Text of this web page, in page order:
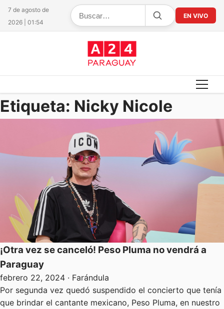
7 de agosto de
2026 | 01:54
EN VIVO
Etiqueta: Nicky Nicole
¡Otra vez se canceló! Peso Pluma no vendrá a
Paraguay
febrero 22, 2024 · Farándula
Por segunda vez quedó suspendido el concierto que tenía
que brindar el cantante mexicano, Peso Pluma, en nuestro